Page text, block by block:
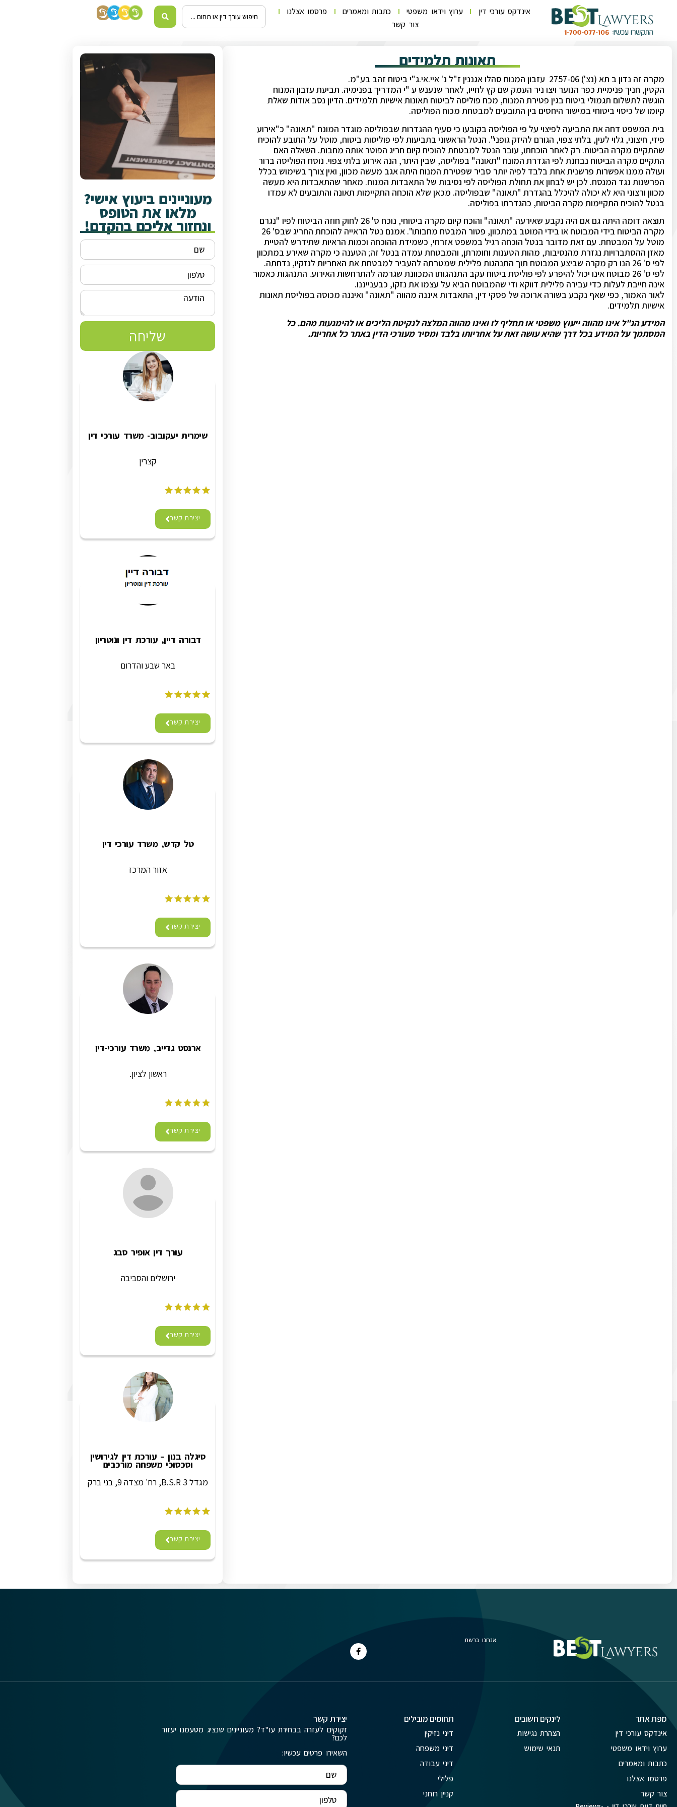
אינדקס עורכי דין ערוץ וידאו משפטי כתבות ומאמרים
פרסמו אצלנו
צור קשר
תאונות תלמידים
מקרה זה נדון ב תא (נצ') 2757-06 עזבון המנוח סהלו אגננין ז"ל נ' איי.אי.ג"י ביטוח זהב בע"מ.
הקטין, חניך פנימיית כפר הנוער ויצו ניר העמק שם קץ לחייו, לאחר שנענש ע "י המדריך בפנימיה. תביעת עזבון המנוח
הוגשה לתשלום תגמולי ביטוח בגין פטירת המנוח, מכח פוליסה לביטוח תאונות אישיות תלמידים. הדיון נסב אודות שאלת
קיומו של כיסוי ביטוחי במישור היחסים בין התובעים למבטחת מכוח הפוליסה.
בית המשפט דחה את התביעה לפיצוי על פי הפוליסה בקובעו כי סעיף ההגדרות שבפוליסה מוגדר המונח "תאונה" כ"אירוע
פיזי, חיצוני, גלוי לעין, בלתי צפוי, הגורם להיזק גופני". הנטל הראשוני בתביעות לפי פוליסות ביטוח, מוטל על התובע להוכיח
שהתקיים מקרה הביטוח. רק לאחר הוכחתו, עובר הנטל למבטחת להוכיח קיום חריג הפוטר אותה מחבות. השאלה האם
התקיים מקרה הביטוח נבחנת לפי הגדרת המונח "תאונה" בפוליסה, שבין היתר, הנה אירוע בלתי צפוי. נוסח הפוליסה ברור
ועולה ממנו אפשרות פרשנית אחת בלבד לפיה יותר סביר שפטירת המנוח היתה אגב מעשה מכוון, ואין צורך בשימוש בכלל
הפרשנות נגד המנסח. לכן יש לבחון את תחולת הפוליסה לפי נסיבות של התאבדות המנוח. מאחר שהתאבדות היא מעשה
מכוון ורצוני היא לא יכולה להיכלל בהגדרת "תאונה" שבפוליסה. מכאן שלא הוכחה התקיימות תאונה והתובעים לא עמדו
בנטל להוכיח התקיימות מקרה הביטוח, כהגדרתו בפוליסה.
תוצאה דומה היתה גם אם היה נקבע שאירעה "תאונה" והוכח קיום מקרה ביטוחי, נוכח ס' 26 לחוק חוזה הביטוח לפיו "נגרם
מקרה הביטוח בידי המבוטח או בידי המוטב במתכוון, פטור המבטח מחבותו". אמנם נטל הראייה להוכחת החריג שבס' 26
מוטל על המבטחת. עם זאת מדובר בנטל הוכחה רגיל במשפט אזרחי, כשמידת ההוכחה וכמות הראיות שתידרש להטיית
מאזן ההסתברויות נגזרת מהנסיבות, מהות הטענות וחומרתן, והמבטחת עמדה בנטל זה; הטענה כי מקרה שאירע במתכוון
לפי ס' 26 הנו רק מקרה שביצע המבוטח תוך התנהגות פלילית שמטרתה להעביר למבטחת את האחריות לנזקיו, נדחתה.
לפי ס' 26 מבוטח אינו יכול להיפרע לפי פוליסת ביטוח עקב התנהגותו המכוונת שגרמה להתרחשות האירוע. התנהגות כאמור
אינה חייבת לעלות כדי עבירה פלילית דווקא ודי שהמבוטח הביא על עצמו את נזקו, כבענייננו.
לאור האמור, כפי שאף נקבע בשורה ארוכה של פסקי דין, התאבדות איננה מהווה "תאונה" ואיננה מכוסה בפוליסת תאונות
אישיות תלמידים.
המידע הנ"ל אינו מהווה ייעוץ משפטי או תחליף לו ואינו מהווה המלצה לנקיטת הליכים או להימנעות מהם. כל
המסתמך על המידע בכל דרך שהיא עושה זאת על אחריותו בלבד ומסיר מעורכי הדין באתר כל אחריות.
מעוניינים ביעוץ אישי?
מלאו את הטופס
ונחזור אליכם בהקדם!
שליחה
שימרית יעקובוב- משרד עורכי דין
קצרין
יצירת קשר
דבורה דיין, עורכת דין ונוטריון
באר שבע והדרום
יצירת קשר
טל קדש, משרד עורכי דין
אזור המרכז
יצירת קשר
ארנסט גדייב, משרד עורכי-דין
ראשון לציון.
יצירת קשר
עורך דין אופיר סבג
ירושלים והסביבה
יצירת קשר
סיגלה בנון – עורכת דין לגירושין
וסכסוכי משפחה מורכבים
מגדל B.S.R 3, רח' מצדה 9, בני ברק
יצירת קשר
אנחנו ברשת
מפת אתר
אינדקס עורכי דין
ערוץ וידאו משפטי
כתבות ומאמרים
פרסמו אצלנו
צור קשר
לינקים חשובים
הצהרת נגישות
תנאי שימוש
תחומים מובילים
דיני נזיקין
דיני משפחה
דיני עבודה
פלילי
קניין רוחני
יצירת קשר
זקוקים לעזרה בבחירת עו"ד? מעוניינים שנציג מטעמנו יעזור
לכם?
השאירו פרטים עכשיו: